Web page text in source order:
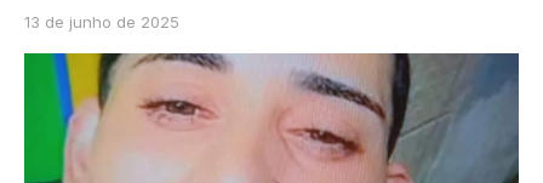
13 de junho de 2025